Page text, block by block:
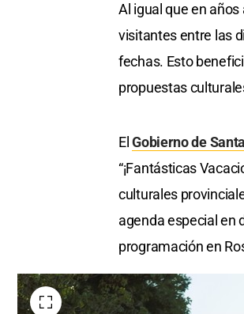
Al igual que en
visitantes entre las
fechas. Esto
propuestas
ElGobierno de
“¡Fantásticas
culturales
agenda especial en
programación en